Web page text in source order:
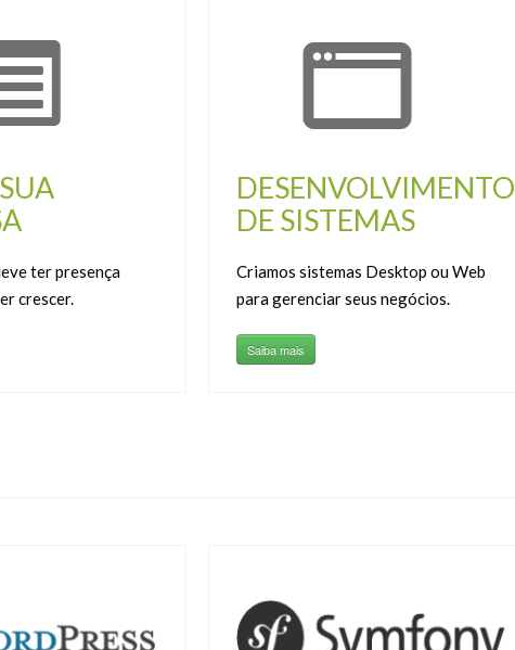
ter presença
crescer.
DESENVOLVIMENTO
DE SISTEMAS
Criamos sistemas Desktop ou Web
para gerenciar seus negócios.
Saiba mais